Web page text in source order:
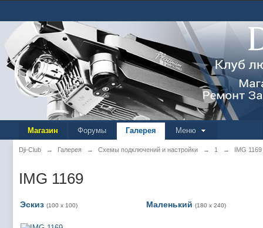
Магазин Форумы Галерея Меню
Dji-Club → Галерея → Схемы подключений и настройки → 1 → IMG 1169
IMG 1169
Эскиз (100 x 100) Маленький (180 x 240)